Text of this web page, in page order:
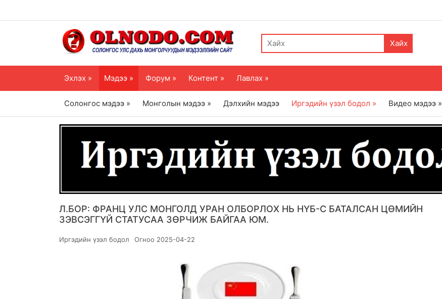
Хайх
Эхлэх » Мэдээ » Форум » Контент » Лавлах »
Солонгос мэдээ » Монголын мэдээ » Дэлхийн мэдээ Иргэдийн үзэл бодол » Видео мэдээ »
Л.БОР: ФРАНЦ УЛС МОНГОЛД УРАН ОЛБОРЛОХ НЬ НҮБ-С БАТАЛСАН ЦӨМИЙН
ЗЭВСЭГГҮЙ СТАТУСАА ЗӨРЧИЖ БАЙГАА ЮМ.
Иргэдийн үзэл бодол Огноо 2025-04-22